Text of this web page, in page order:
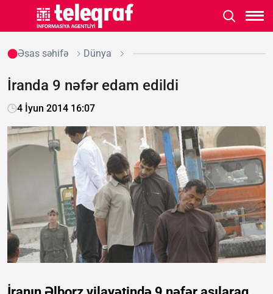
Əsas səhifə Dünya
İranda 9 nəfər edam edildi
4 İyun 2014 16:07